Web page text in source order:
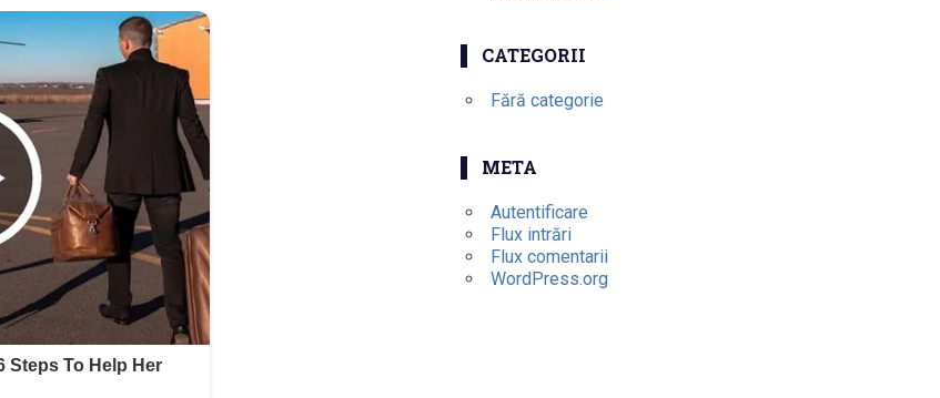
CATEGORII
Fără categorie
META
Autentificare
Flux intrări
Flux comentarii
WordPress.org